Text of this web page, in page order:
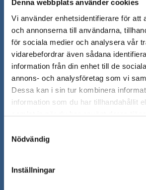
Denna webbplats använder cookies
Vi använder enhetsidentifierare för att
och annonserna till användarna,
för sociala medier och analysera vår
vidarebefordrar även sådana
information från din enhet till de
annons- och analysföretag som vi
Dessa kan i sin tur kombinera
information som du har tillhandahållit
samlat in när du har använt deras
Nödvändig
Inställningar
Kundservice
Mitt konto
Kontakta kundtjänst